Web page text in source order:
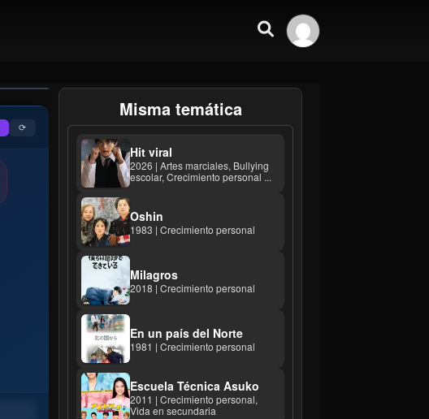
⟳
Misma temática
Hit viral
2026 | Artes marciales, Bullying
escolar, Crecimiento personal ...
Oshin
1983 | Crecimiento personal
Milagros
2018 | Crecimiento personal
En un país del Norte
1981 | Crecimiento personal
Escuela Técnica Asuko
2011 | Crecimiento personal,
Vida en secundaria